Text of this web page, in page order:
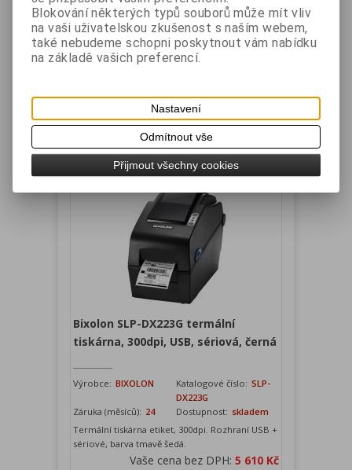
Výrobce:BIXOLON Katalogové číslo: SLP-
TX220G
Záruka (měsíců): 24 Dostupnost:
+ sériové, barva tmavě šedá
Vaše cena bez DPH:
Vaše cena s DPH:6 614 Kč
Přidat do košíku
Bixolon SLP-DX223G termální
tiskárna, 300dpi, USB, sériová, černá
Výrobce: BIXOLON Katalogové číslo: SLP-
DX223G
Záruka (měsíců): 24 Dostupnost: skladem
Termální tiskárna etiket, 300dpi. Rozhraní USB +
sériové, barva tmavě šedá.
Vaše cena bez DPH: 5 610 Kč
Blokování některých typů souborů může mít vliv
na vaši uživatelskou zkušenost s naším webem,
také nebudeme schopni poskytnout vám nabídku
na základě vašich preferencí.
Nastavení
Odmítnout vše
Přijmout všechny cookies